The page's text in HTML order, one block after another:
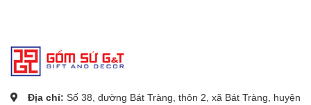
Địa chỉ: Số 38, đường Bát Tràng, thôn 2, xã Bát Tràng, huyện